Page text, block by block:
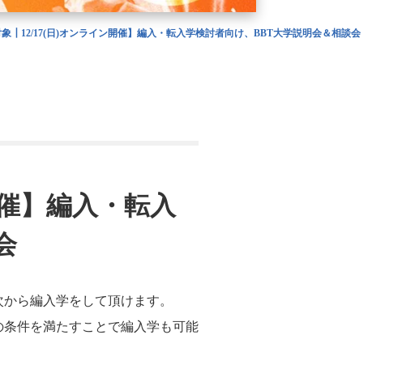
象┃12/17(日)オンライン開催】編入・転入学検討者向け、BBT大学説明会＆相談会
】編入・転入
ら編入学をして頂けます。
件を満たすことで編入学も可能